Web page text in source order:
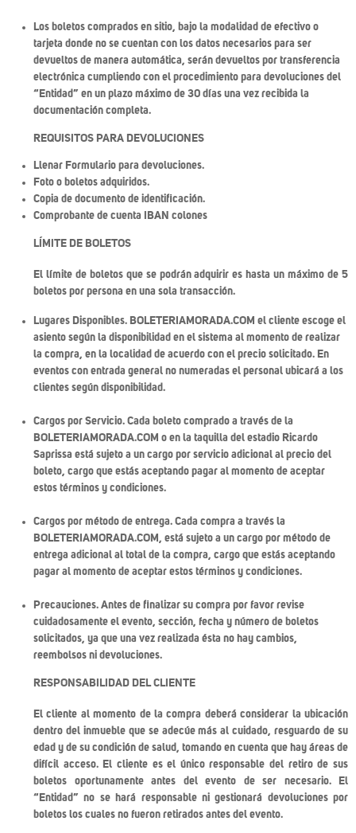
Los boletos comprados en sitio, bajo la modalidad de efectivo o
tarjeta donde no se cuentan con los datos necesarios para ser
devueltos de manera automática, serán devueltos por transferencia
electrónica cumpliendo con el procedimiento para devoluciones del
“Entidad” en un plazo máximo de 30 días una vez recibida la
documentación completa.
REQUISITOS PARA DEVOLUCIONES
Llenar Formulario para devoluciones.
Foto o boletos adquiridos.
Copia de documento de identificación.
Comprobante de cuenta IBAN colones
LÍMITE DE BOLETOS
El límite de boletos que se podrán adquirir es hasta un máximo de 5
boletos por persona en una sola transacción.
Lugares Disponibles. BOLETERIAMORADA.COM el cliente escoge el
asiento según la disponibilidad en el sistema al momento de realizar
la compra, en la localidad de acuerdo con el precio solicitado. En
eventos con entrada general no numeradas el personal ubicará a los
clientes según disponibilidad.
Cargos por Servicio. Cada boleto comprado a través de la
BOLETERIAMORADA.COM o en la taquilla del estadio Ricardo
Saprissa está sujeto a un cargo por servicio adicional al precio del
boleto, cargo que estás aceptando pagar al momento de aceptar
estos términos y condiciones.
Cargos por método de entrega. Cada compra a través la
BOLETERIAMORADA.COM, está sujeto a un cargo por método de
entrega adicional al total de la compra, cargo que estás aceptando
pagar al momento de aceptar estos términos y condiciones.
Precauciones. Antes de finalizar su compra por favor revise
cuidadosamente el evento, sección, fecha y número de boletos
solicitados, ya que una vez realizada ésta no hay cambios,
reembolsos ni devoluciones.
RESPONSABILIDAD DEL CLIENTE
El cliente al momento de la compra deberá considerar la ubicación
dentro del inmueble que se adecúe más al cuidado, resguardo de su
edad y de su condición de salud, tomando en cuenta que hay áreas de
difícil acceso. El cliente es el único responsable del retiro de sus
boletos oportunamente antes del evento de ser necesario. El
“Entidad” no se hará responsable ni gestionará devoluciones por
boletos los cuales no fueron retirados antes del evento.